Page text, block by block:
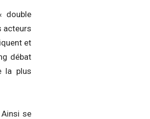
double
acteurs
et
débat
la plus
se